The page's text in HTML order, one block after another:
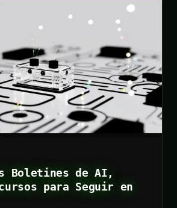
Boletines de AI,
para Seguir en